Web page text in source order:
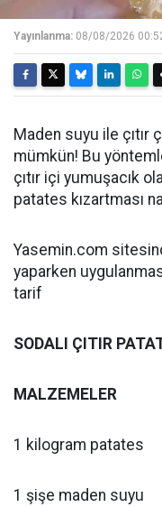
Yayınlanma: 08/08/2026
Maden suyu ile çıtır
mümkün! Bu
çıtır içi yumuşacık
patates kızartması
Yasemin.com
yaparken
tarif
SODALI ÇITIR
MALZEMELER
1 kilogram patates
1 şişe maden suyu